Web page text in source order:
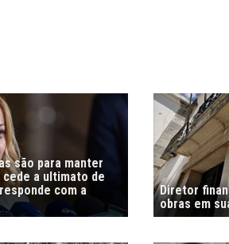
são para manter
a ultimato de
com a
Diretor
obras em